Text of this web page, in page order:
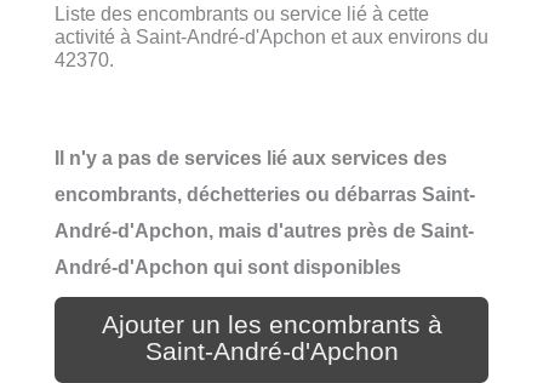
Liste des encombrants ou service lié à cette
activité à Saint-André-d'Apchon et aux environs du
42370.
Il n'y a pas de services lié aux services des
encombrants, déchetteries ou débarras Saint-
André-d'Apchon, mais d'autres près de Saint-
André-d'Apchon qui sont disponibles
Ajouter un les encombrants à
Saint-André-d'Apchon